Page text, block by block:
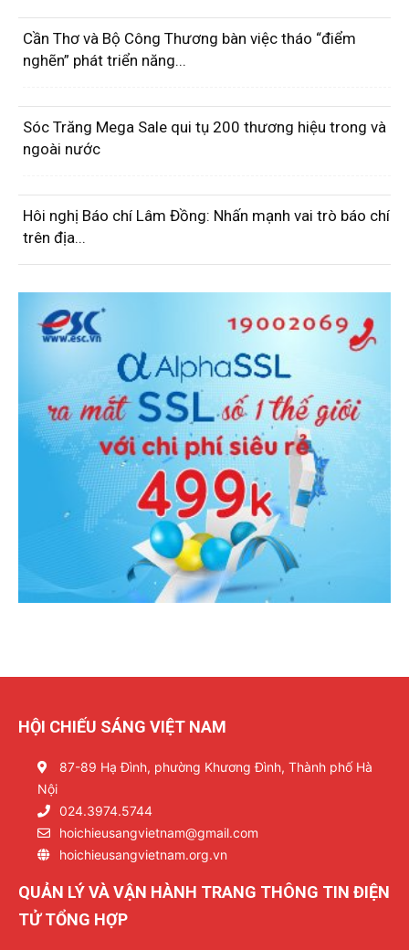
Cần Thơ và Bộ Công Thương bàn việc tháo “điểm
nghẽn” phát triển năng...
Sóc Trăng Mega Sale qui tụ 200 thương hiệu trong và
ngoài nước
Hôi nghị Báo chí Lâm Đồng: Nhấn mạnh vai trò báo chí
trên địa...
HỘI CHIẾU SÁNG VIỆT NAM
87-89 Hạ Đình, phường Khương Đình, Thành phố Hà
Nội
024.3974.5744
hoichieusangvietnam@gmail.com
hoichieusangvietnam.org.vn
QUẢN LÝ VÀ VẬN HÀNH TRANG THÔNG TIN ĐIỆN
TỬ TỔNG HỢP